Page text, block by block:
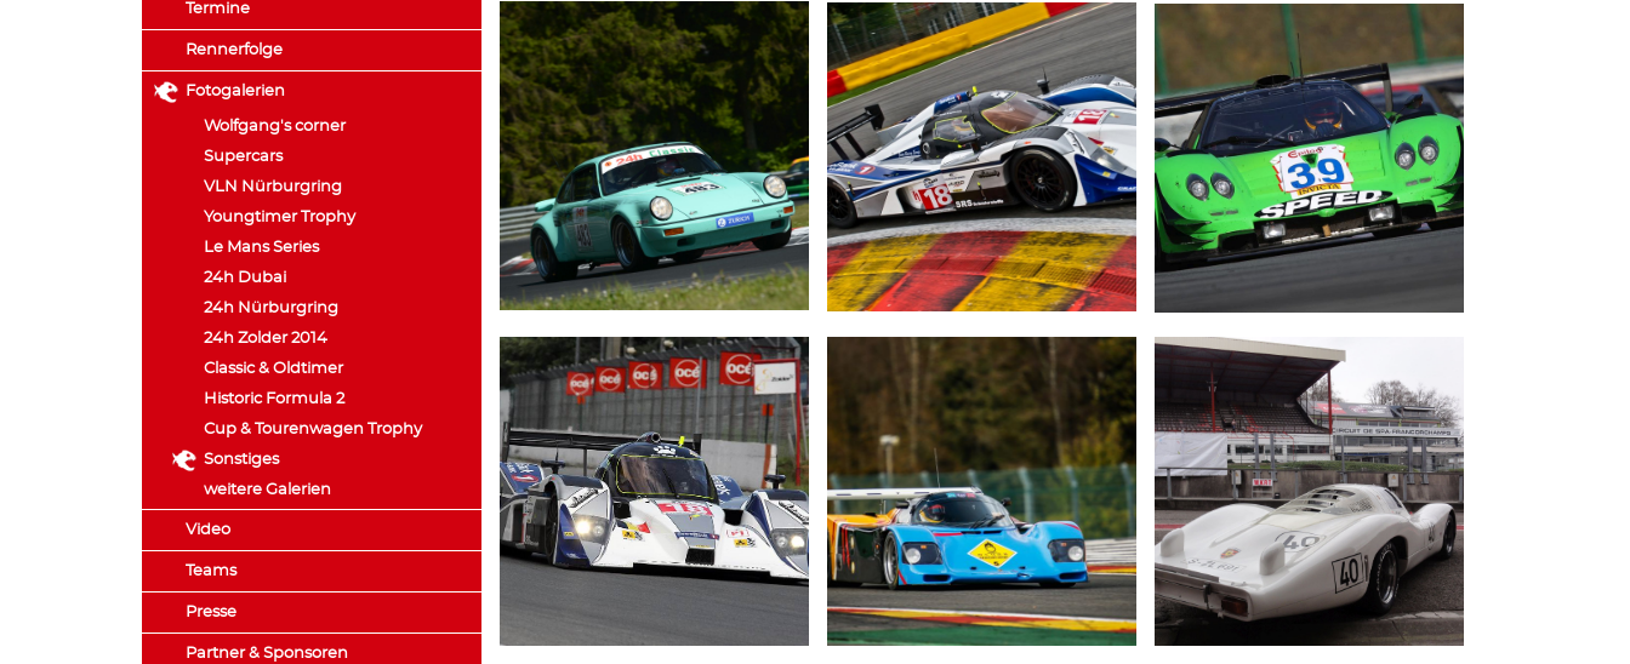
Termine
Rennerfolge
Fotogalerien
Wolfgang's corner
Supercars
VLN Nürburgring
Youngtimer Trophy
Le Mans Series
24h Dubai
24h Nürburgring
24h Zolder 2014
Classic & Oldtimer
Historic Formula 2
Cup & Tourenwagen Trophy
Sonstiges
weitere Galerien
Video
Teams
Presse
Partner & Sponsoren